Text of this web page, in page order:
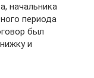
начальника
периода
был
и